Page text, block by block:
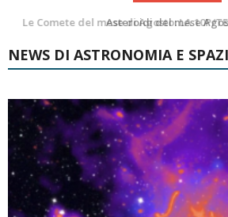
Asteroidi del mese
NEWS DI ASTRONOMIA E